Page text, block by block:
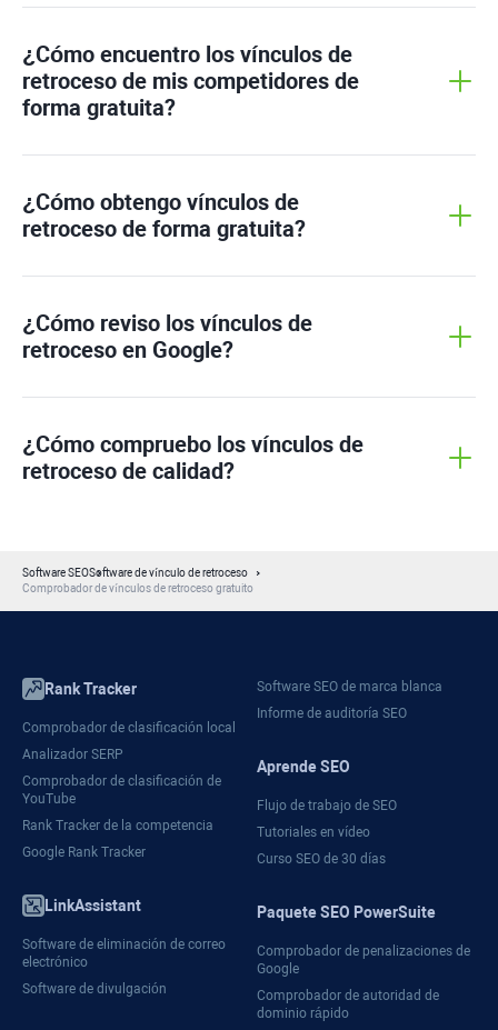
¿Cómo encuentro los vínculos de
retroceso de mis competidores de
forma gratuita?
¿Cómo obtengo vínculos de
retroceso de forma gratuita?
¿Cómo reviso los vínculos de
retroceso en Google?
¿Cómo compruebo los vínculos de
retroceso de calidad?
Software SEOSoftware de vínculo de retroceso
Comprobador de vínculos de retroceso gratuito
Rank Tracker
Comprobador de clasificación local
Analizador SERP
Comprobador de clasificación de
YouTube
Rank Tracker de la competencia
Google Rank Tracker
LinkAssistant
Software de eliminación de correo
electrónico
Software de divulgación
Software SEO de marca blanca
Informe de auditoría SEO
Aprende SEO
Flujo de trabajo de SEO
Tutoriales en vídeo
Curso SEO de 30 días
Paquete SEO PowerSuite
Comprobador de penalizaciones de
Google
Comprobador de autoridad de
dominio rápido